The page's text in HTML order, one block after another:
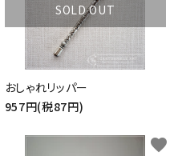
SOLD OUT
おしゃれリッパー
957円(税87円)
favorite